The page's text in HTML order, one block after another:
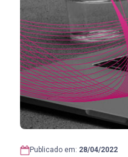
Publicado em: 28/04/2022